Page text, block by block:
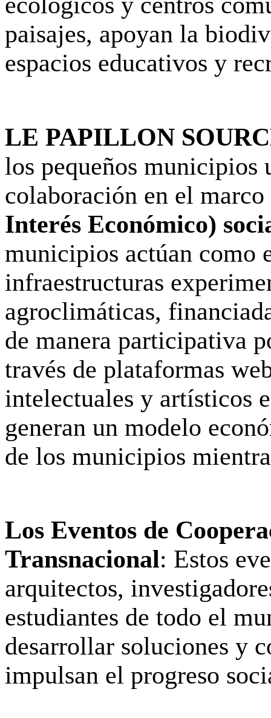
paisajes, apoyan la
espacios educativos y
LE PAPILLON
los pequeños municipios
colaboración en el
Interés Económico)
municipios actúan como
infraestructuras
agroclimáticas,
de manera participativa
través de plataformas
intelectuales y artísticos
generan un modelo
de los municipios
Los Eventos de
Transnacional: Estos
arquitectos,
estudiantes de todo el
desarrollar soluciones y
impulsan el progreso